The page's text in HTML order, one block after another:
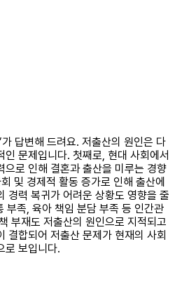
답변해 드려요. 저출산의 원인은 다
문제입니다. 첫째로, 현대 사회에서
으로 인해 결혼과 출산을 미루는 경향
및 경제적 활동 증가로 인해 출산에
경력 복귀가 어려운 상황도 영향을 줄
부족, 육아 책임 분담 부족 등 인간관
부재도 저출산의 원인으로 지적되고
결합되어 저출산 문제가 현재의 사회
로 보입니다.